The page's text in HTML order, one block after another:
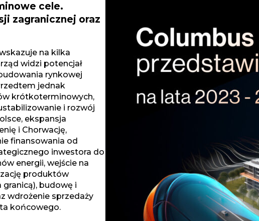
cele.
zagranicznej oraz
na kilka
widzi potencjał
rynkowej
jednak
krótkoterminowych,
i rozwój
ekspansja
i Chorwację,
finansowania od
inwestora do
energii, wejście na
produktów
budowę i
wdrożenie sprzedaży
końcowego.